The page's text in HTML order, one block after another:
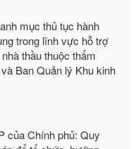
trong lĩnh vực hỗ trợ
thầu thuộc thẩm
Ban Quản lý Khu kinh
của Chính phủ: Quy
để tổ chức, hướng